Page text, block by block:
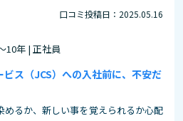
口コミ投稿日：2025.05.16
10年 | 正社員
ス（JCS）への入社前に、不安だ
めるか、新しい事を覚えられるか心配